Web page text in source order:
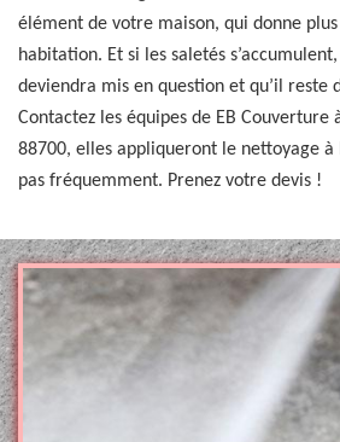
élément de votre maison, qui donne
habitation. Et si les saletés
deviendra mis en question et qu’il reste
Contactez les équipes de EB Couverture
88700, elles appliqueront le nettoyage à
pas fréquemment. Prenez votre devis !